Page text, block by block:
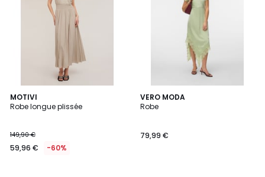
MOTIVI
Robe longue plissée
149,90 €
59,96 € -60%
VERO MODA
Robe
79,99 €